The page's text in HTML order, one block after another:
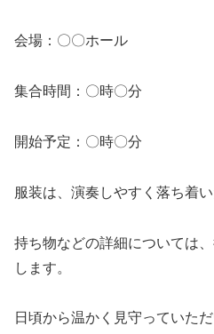
会場：〇〇ホール
集合時間：〇時〇分
開始予定：〇時〇分
服装は、演奏しやすく落ち着
持ち物などの詳細については
します。
日頃から温かく見守っていた